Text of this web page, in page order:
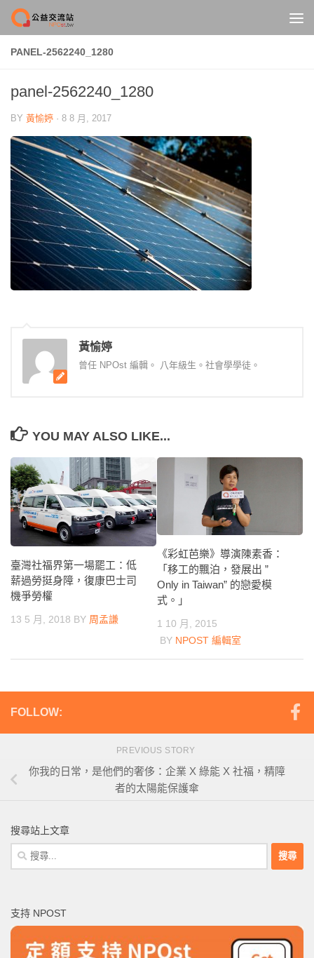
Skip to content
PANEL-2562240_1280
panel-2562240_1280
BY 黃愉婷 · 8 8 月, 2017
黃愉婷
曾任 NPOst 編輯。 八年級生。社會學學徒。
YOU MAY ALSO LIKE...
臺灣社福界第一場罷工：低
薪過勞挺身障，復康巴士司
機爭勞權
13 5 月, 2018 BY 周孟謙
《彩虹芭樂》導演陳素香：
「移工的飄泊，發展出 ”
Only in Taiwan” 的戀愛模
式。」
1 10 月, 2015
BY NPOST 編輯室
FOLLOW:
PREVIOUS STORY
你我的日常，是他們的奢侈：企業 X 綠能 X 社福，精障
者的太陽能保護傘
搜尋站上文章
搜
尋
字:
支持 NPOST